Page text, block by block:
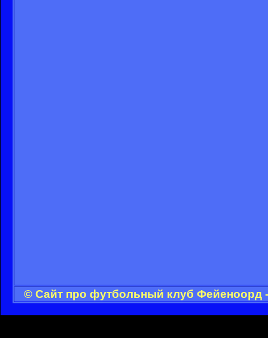
© Сайт про футбольный клуб Фейеноорд